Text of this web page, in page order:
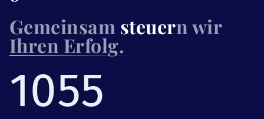
Gemeinsam steuern wir
Ihren Erfolg.
1055